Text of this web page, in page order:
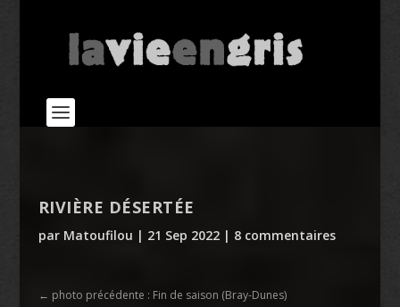
RIVIÈRE DÉSERTÉE
par Matoufilou | 21 Sep 2022| 8 commentaires
← photo précédente : Fin de saison (Bray-Dunes)